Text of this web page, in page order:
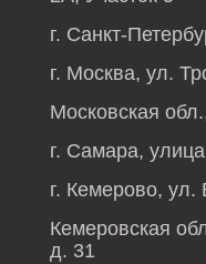
г. Санкт-
г. Москва, ул.
Московская
г. Самара,
г. Кемерово, ул.
Кемеровская
д. 31